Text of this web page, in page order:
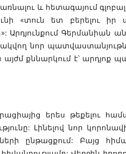
և հետագայում
«տուն ետ բերելու իր
Արդյունքում Գերմանիան
նոր պատվաստանյութն
այժմ քննարկում է՝ արդյոք
երես թեքելու
Լինելով նոր
ընթացքում: Բայց